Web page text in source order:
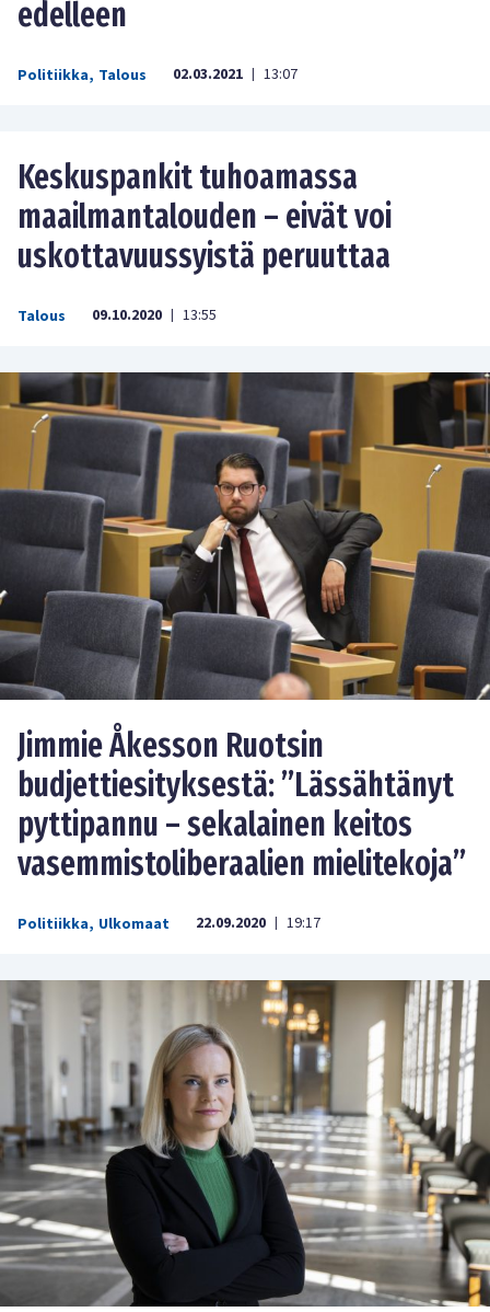
edelleen
Politiikka, Talous 02.03.2021 | 13:07
Keskuspankit tuhoamassa
maailmantalouden – eivät voi
uskottavuussyistä peruuttaa
Talous 09.10.2020 | 13:55
Jimmie Åkesson Ruotsin
budjettiesityksestä: ”Lässähtänyt
pyttipannu – sekalainen keitos
vasemmistoliberaalien mielitekoja”
Politiikka, Ulkomaat 22.09.2020 | 19:17